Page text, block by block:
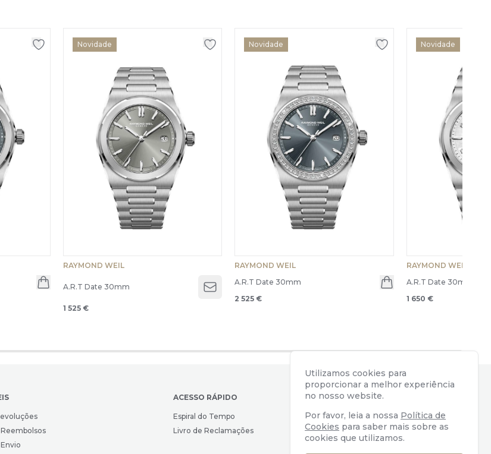
Novidade
RAYMOND WEIL
A.R.T Date 30mm
Open menu
1 525 €
Novidade
RAYMOND WEIL
A.R.T Date 30mm
2 525 €
Novidade
RAYMOND WEIL
A.R.T Date 30mm
1 650 €
ACESSO RÁPIDO
Espiral do Tempo
Livro de Reclamações
CONTACTOS
Av. Almirante Reis, 39
1169-039 Lisboa, Portugal
Utilizamos cookies para
proporcionar a melhor experiência
no nosso website.
Por favor, leia a nossa Política de
Cookies para saber mais sobre as
cookies que utilizamos.